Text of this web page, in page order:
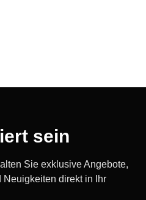
sein
Sie exklusive Angebote,
direkt in Ihr